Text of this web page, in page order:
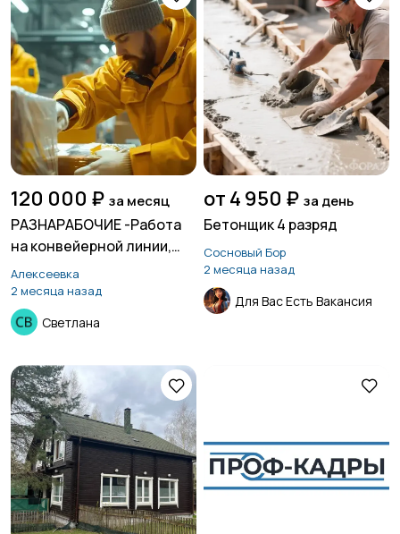
120 000 ₽ за месяц
РАЗНАРАБОЧИЕ -Работа
на конвейерной линии,
погрузочно
-разгрузочные работы
Алексеевка
2 месяца назад
Светлана
от 4 950 ₽ за день
Бетонщик 4 разряд
Сосновый Бор
2 месяца назад
Для Вас Есть Вакансия